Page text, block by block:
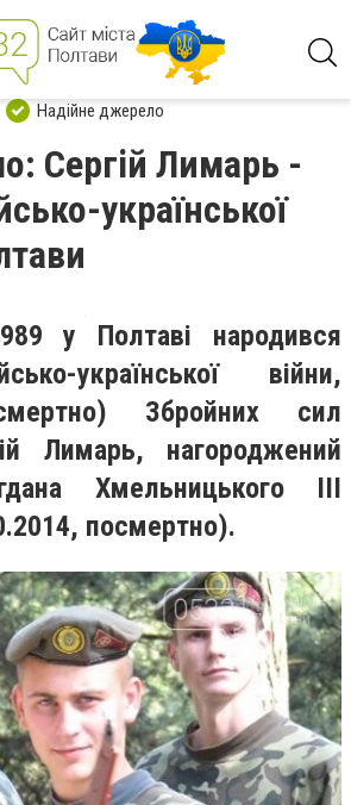
Надійне джерело
Сергій Лимарь -
української
у Полтаві народився
української війни,
Збройних сил
Лимарь, нагороджений
Хмельницького III
посмертно).